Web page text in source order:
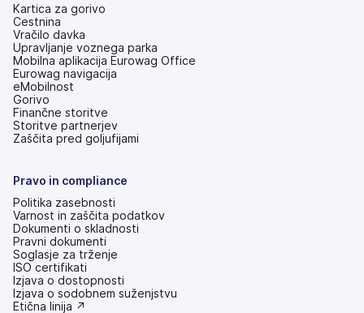
Kartica za gorivo
Cestnina
Vračilo davka
Upravljanje voznega parka
Mobilna aplikacija Eurowag Office
Eurowag navigacija
eMobilnost
Gorivo
Finančne storitve
Storitve partnerjev
Zaščita pred goljufijami
Pravo in compliance
Politika zasebnosti
Varnost in zaščita podatkov
Dokumenti o skladnosti
Pravni dokumenti
Soglasje za trženje
ISO certifikati
Izjava o dostopnosti
(odpre
se
Izjava o sodobnem suženjstvu
(odpre
Etična linija ↗